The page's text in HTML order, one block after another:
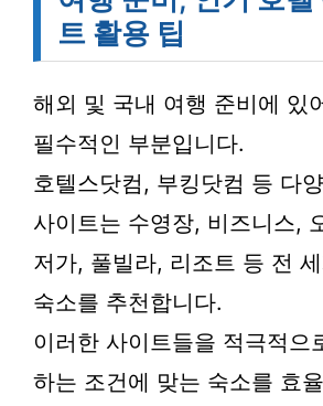
트 활용 팁
해외 및 국내 여행 준비에 있
필수적인 부분입니다.
호텔스닷컴, 부킹닷컴 등 다
사이트는 수영장, 비즈니스,
저가, 풀빌라, 리조트 등 전
숙소를 추천합니다.
이러한 사이트들을 적극적으
하는 조건에 맞는 숙소를 효